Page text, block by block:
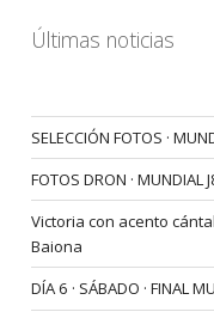
Últimas noticias
SELECCIÓN FOTOS ·
FOTOS DRON · MUNDIAL
Victoria con acento
Baiona
DÍA 6 · SÁBADO · FINAL